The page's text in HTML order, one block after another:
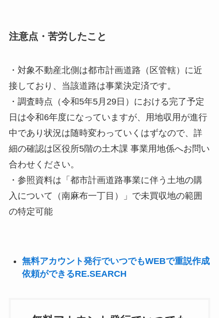
注意点・苦労したこと
・対象不動産北側は都市計画道路（区管轄）に近
接しており、当該道路は事業決定済です。
・調査時点（令和5年5月29日）における完了予定
日は令和6年度になっていますが、用地収用が進行
中であり状況は随時変わっていくはずなので、詳
細の確認は区役所5階の土木課 事業用地係へお問い
合わせください。
・参照資料は「都市計画道路事業に伴う土地の購
入について（南麻布一丁目）」で未買収地の範囲
の特定可能
無料アカウント発行でいつでもWEBで重説作成
依頼ができるRE.SEARCH